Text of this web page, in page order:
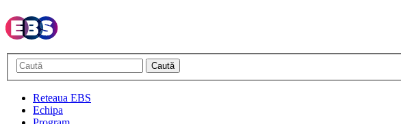
Caută
Reteaua EBS
Echipa